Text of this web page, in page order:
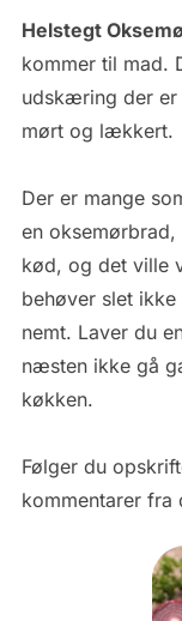
Helstegt
kommer til mad.
udskæring der er
mørt og lækkert.
Der er mange
en
kød, og det ville
behøver slet
nemt. Laver du
næsten ikke gå
køkken.
Følger du
kommentarer fra